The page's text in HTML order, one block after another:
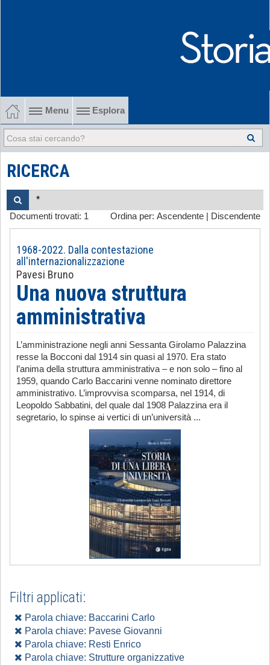
Menu Esplora
1902-1915 Gli esordi
1915-1945 Tra le due guerre
1945-1968 Dalla liberazione al '68
1968-2022 Dalla contestazione all'internazionalizzazione
-
RICERCA
Ordina per: Ascendente Discendente
Documenti trovati: 1
1968-2022. Dalla contestazione
all'internazionalizzazione
Pavesi Bruno
Una nuova struttura
amministrativa
L’amministrazione negli anni Sessanta Girolamo Palazzina
resse la Bocconi dal 1914 sin quasi al 1970. Era stato
l’anima della struttura amministrativa – e non solo – fino al
1959, quando Carlo Baccarini venne nominato direttore
amministrativo. L’improvvisa scomparsa, nel 1914, di
Leopoldo Sabbatini, del quale dal 1908 Palazzina era il
segretario, lo spinse ai vertici di un’università ...
Filtri applicati:
Parola chiave: Baccarini Carlo
Parola chiave: Pavese Giovanni
Parola chiave: Resti Enrico
Parola chiave: Strutture organizzative